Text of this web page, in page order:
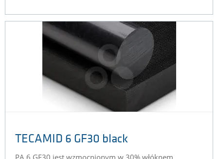
TECAMID 6 GF30 black
PA 6 GF30 jest wzmocnionym w 30% włóknem